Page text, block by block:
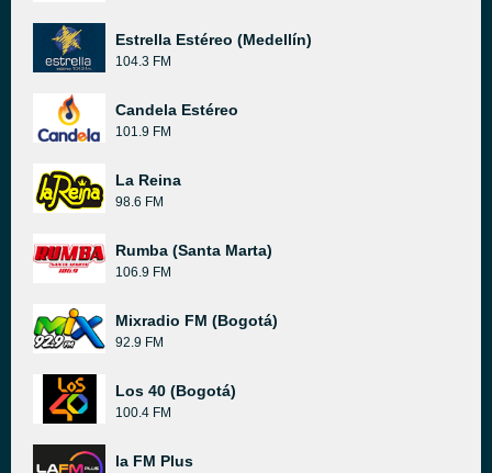
Estrella Estéreo (Medellín)
104.3 FM
Candela Estéreo
101.9 FM
La Reina
98.6 FM
Rumba (Santa Marta)
106.9 FM
Mixradio FM (Bogotá)
92.9 FM
Los 40 (Bogotá)
100.4 FM
la FM Plus